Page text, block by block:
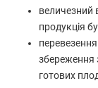
величезний
продукція
збереження
готових